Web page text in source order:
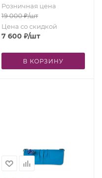
Розничная цена
19 000₽/шт
Цена со скидкой
7 600 ₽/шт
В КОРЗИНУ